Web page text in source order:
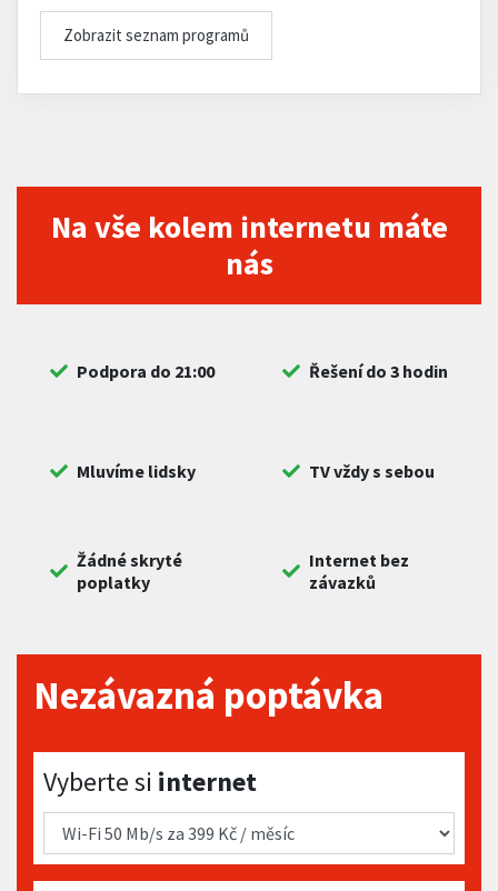
Zobrazit seznam programů
Na vše kolem internetu máte
nás
Podpora do 21:00 Řešení do 3 hodin
Mluvíme lidsky TV vždy s sebou
Žádné skryté
poplatky
Internet bez
závazků
Nezávazná poptávka
Vyberte si internet
Vyberte si internet